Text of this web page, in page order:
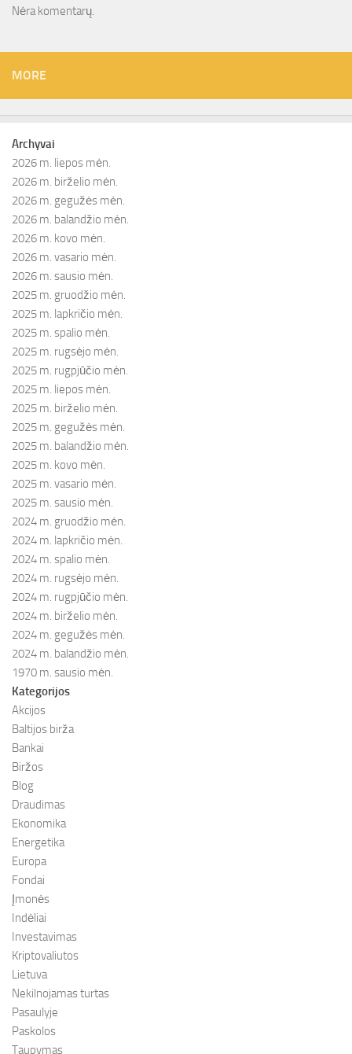
Nėra komentarų.
MORE
Archyvai
2026 m. liepos mėn.
2026 m. birželio mėn.
2026 m. gegužės mėn.
2026 m. balandžio mėn.
2026 m. kovo mėn.
2026 m. vasario mėn.
2026 m. sausio mėn.
2025 m. gruodžio mėn.
2025 m. lapkričio mėn.
2025 m. spalio mėn.
2025 m. rugsėjo mėn.
2025 m. rugpjūčio mėn.
2025 m. liepos mėn.
2025 m. birželio mėn.
2025 m. gegužės mėn.
2025 m. balandžio mėn.
2025 m. kovo mėn.
2025 m. vasario mėn.
2025 m. sausio mėn.
2024 m. gruodžio mėn.
2024 m. lapkričio mėn.
2024 m. spalio mėn.
2024 m. rugsėjo mėn.
2024 m. rugpjūčio mėn.
2024 m. birželio mėn.
2024 m. gegužės mėn.
2024 m. balandžio mėn.
1970 m. sausio mėn.
Kategorijos
Akcijos
Baltijos birža
Bankai
Biržos
Blog
Draudimas
Ekonomika
Energetika
Europa
Fondai
Įmonės
Indėliai
Investavimas
Kriptovaliutos
Lietuva
Nekilnojamas turtas
Pasaulyje
Paskolos
Taupymas